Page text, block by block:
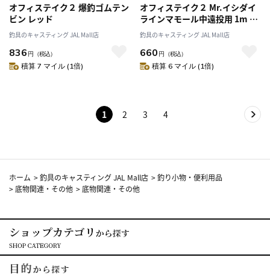
オフィステイク２ 爆釣ゴムテン
ビン レッド
釣具のキャスティング JAL Mall店
836 円 （税込）
積算 7 マイル (1倍)
オフィステイク２ Mr.イシダイ
ラインマモール中遠投用 1m ホ
ワイト(半透明)
釣具のキャスティング JAL Mall店
660 円 （税込）
積算 6 マイル (1倍)
1 2 3 4
ホーム >釣具のキャスティング JAL Mall店 >釣り小物・便利用品
> 底物関連・その他 > 底物関連・その他